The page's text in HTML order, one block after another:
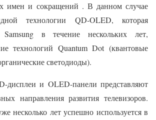
имен и сокращений . В данном случае
технологии QD-OLED, которая
Samsung в течение нескольких лет,
технологий Quantum Dot (квантовые
светодиоды).
дисплеи и OLED-панели представляют
направления развития телевизоров.
несколько лет успешно используется в